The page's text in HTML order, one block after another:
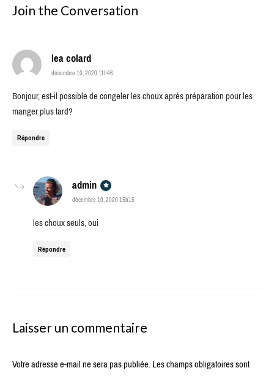
Join the Conversation
lea colardsays:
décembre 10, 2020 11h46
Bonjour, est-il possible de congeler les choux après préparation pour les
manger plus tard?
Répondre
admin says:
décembre 10, 2020 15h15
les choux seuls, oui
Répondre
Laisser un commentaire
Votre adresse e-mail ne sera pas publiée.Les champs obligatoires sont